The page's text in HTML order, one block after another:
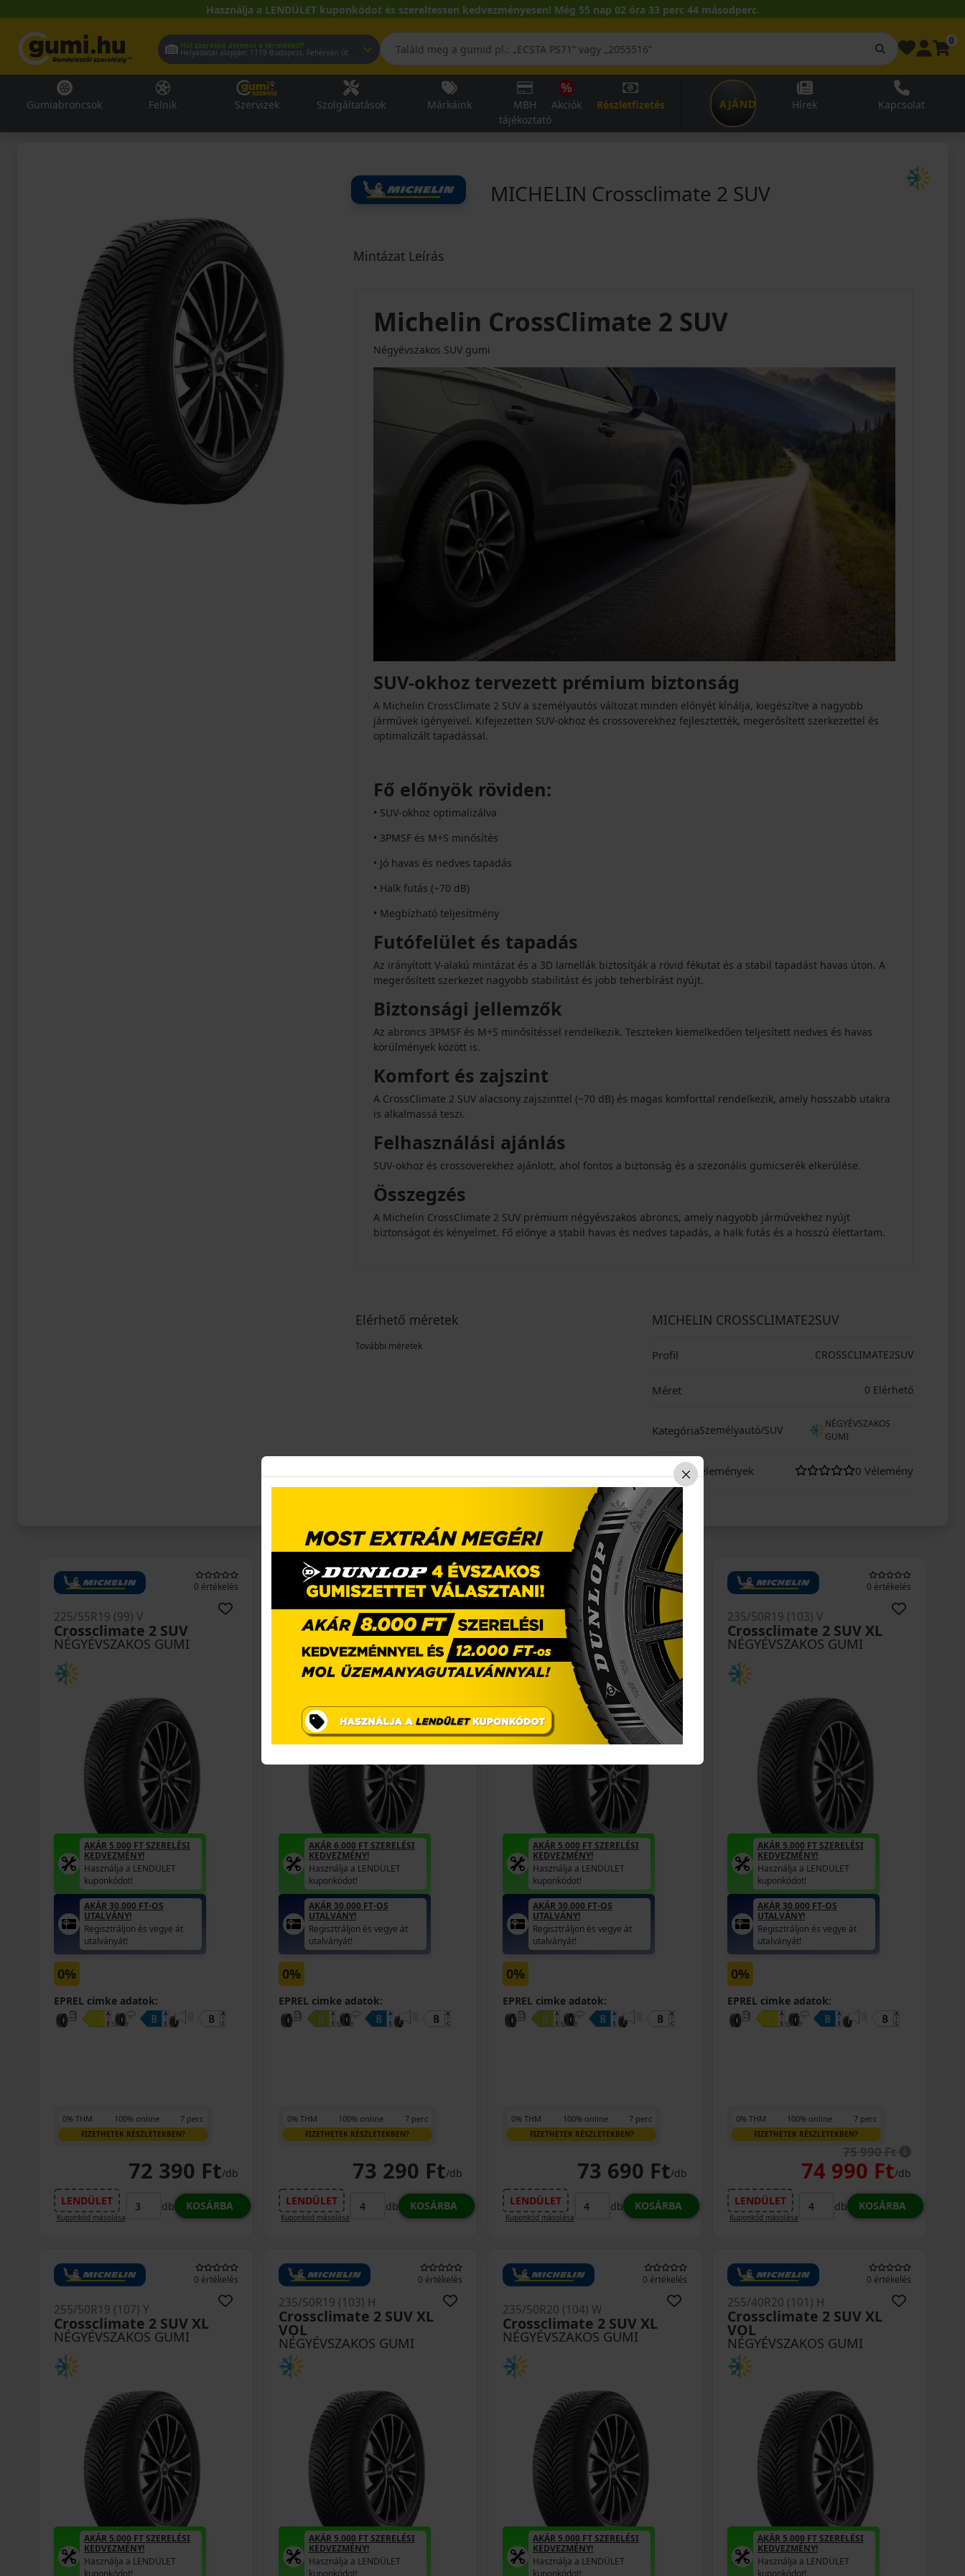
Használja a LENDÜLET kuponkódot és szereltessen kedvezményesen! Még 55 nap 02 óra 33 perc 43 másodperc.
Hol szeretné átvenni a termékeit?
Helyadatai alapján: 1119 Budapest, Fehérvári út
0
Gumiabroncsok Felnik Szervizek Szolgáltatások Márkáink
MBH
tájékoztató
Akciók Részletfizetés AJÁNDÉKUTALVÁNY
Hírek Kapcsolat
MICHELIN Crossclimate 2 SUV
Mintázat Leírás
Michelin CrossClimate 2 SUV
Négyévszakos SUV gumi
SUV-okhoz tervezett prémium biztonság
A Michelin CrossClimate 2 SUV a személyautós változat minden előnyét kínálja, kiegészítve a nagyobb
járművek igényeivel. Kifejezetten SUV-okhoz és crossoverekhez fejlesztették, megerősített szerkezettel és
optimalizált tapadással.
Fő előnyök röviden:
• SUV-okhoz optimalizálva
• 3PMSF és M+S minősítés
• Jó havas és nedves tapadás
• Halk futás (~70 dB)
• Megbízható teljesítmény
Futófelület és tapadás
Az irányított V-alakú mintázat és a 3D lamellák biztosítják a rövid fékutat és a stabil tapadást havas úton. A
megerősített szerkezet nagyobb stabilitást és jobb teherbírást nyújt.
Biztonsági jellemzők
Az abroncs 3PMSF és M+S minősítéssel rendelkezik. Teszteken kiemelkedően teljesített nedves és havas
körülmények között is.
Komfort és zajszint
A CrossClimate 2 SUV alacsony zajszinttel (~70 dB) és magas komforttal rendelkezik, amely hosszabb utakra
is alkalmassá teszi.
Felhasználási ajánlás
SUV-okhoz és crossoverekhez ajánlott, ahol fontos a biztonság és a szezonális gumicserék elkerülése.
Összegzés
A Michelin CrossClimate 2 SUV prémium négyévszakos abroncs, amely nagyobb járművekhez nyújt
biztonságot és kényelmet. Fő előnye a stabil havas és nedves tapadás, a halk futás és a hosszú élettartam.
Elérhető méretek
További méretek
MICHELIN CROSSCLIMATE2SUV
Profil CROSSCLIMATE2SUV
Méret 0 Elérhető
KategóriaSzemélyautó/SUV
NÉGYÉVSZAKOS
GUMI
Vásárlói vélemények 0 Vélemény
0 értékelés
NÉGYÉVSZAKOS GUMI
Crossclimate 2 SUV
225/55R19 (99) V
AKÁR 5.000 FT SZERELÉSI
KEDVEZMÉNY!
Használja a LENDÜLET
kuponkódot!
AKÁR 30.000 FT-OS
UTALVÁNY!
Regisztráljon és vegye át
utalványát!
0%
EPREL cimke adatok:
0% THM 100% online 7 perc
FIZETHETEK RÉSZLETEKBEN?
72 390 Ft/db
LENDÜLET
Kuponkód másolása
db KOSÁRBA
0 értékelés
NÉGYÉVSZAKOS GUMI
Crossclimate 2 SUV
265/65R17 (112) H
AKÁR 6.000 FT SZERELÉSI
KEDVEZMÉNY!
Használja a LENDÜLET
kuponkódot!
AKÁR 30.000 FT-OS
UTALVÁNY!
Regisztráljon és vegye át
utalványát!
0%
EPREL cimke adatok:
0% THM 100% online 7 perc
FIZETHETEK RÉSZLETEKBEN?
73 290 Ft/db
LENDÜLET
Kuponkód másolása
db KOSÁRBA
0 értékelés
NÉGYÉVSZAKOS GUMI
Crossclimate 2 SUV XL
255/55R19 (111) W
AKÁR 5.000 FT SZERELÉSI
KEDVEZMÉNY!
Használja a LENDÜLET
kuponkódot!
AKÁR 30.000 FT-OS
UTALVÁNY!
Regisztráljon és vegye át
utalványát!
0%
EPREL cimke adatok:
0% THM 100% online 7 perc
FIZETHETEK RÉSZLETEKBEN?
73 690 Ft/db
LENDÜLET
Kuponkód másolása
db KOSÁRBA
0 értékelés
NÉGYÉVSZAKOS GUMI
Crossclimate 2 SUV XL
235/50R19 (103) V
AKÁR 5.000 FT SZERELÉSI
KEDVEZMÉNY!
Használja a LENDÜLET
kuponkódot!
AKÁR 30.000 FT-OS
UTALVÁNY!
Regisztráljon és vegye át
utalványát!
0%
EPREL cimke adatok:
0% THM 100% online 7 perc
FIZETHETEK RÉSZLETEKBEN?
75 990 Ft
74 990 Ft/db
LENDÜLET
Kuponkód másolása
db KOSÁRBA
0 értékelés
NÉGYÉVSZAKOS GUMI
Crossclimate 2 SUV XL
255/50R19 (107) Y
AKÁR 5.000 FT SZERELÉSI
KEDVEZMÉNY!
Használja a LENDÜLET
kuponkódot!
0 értékelés
NÉGYÉVSZAKOS GUMI
Crossclimate 2 SUV XL
VOL
235/50R19 (103) H
AKÁR 5.000 FT SZERELÉSI
KEDVEZMÉNY!
Használja a LENDÜLET
kuponkódot!
0 értékelés
NÉGYÉVSZAKOS GUMI
Crossclimate 2 SUV XL
235/50R20 (104) W
AKÁR 5.000 FT SZERELÉSI
KEDVEZMÉNY!
Használja a LENDÜLET
kuponkódot!
0 értékelés
NÉGYÉVSZAKOS GUMI
Crossclimate 2 SUV XL
VOL
255/40R20 (101) H
AKÁR 5.000 FT SZERELÉSI
KEDVEZMÉNY!
Használja a LENDÜLET
kuponkódot!